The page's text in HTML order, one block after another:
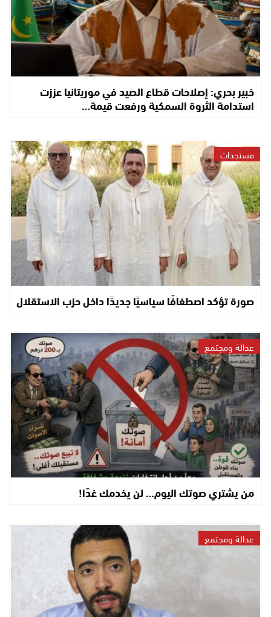
خبير بحري: إصلاحات قطاع الصيد في موريتانيا عززت
استدامة الثروة السمكية ورفعت قيمة…
مستجدات
صورة تؤكد اصطفافًا سياسيًا جديدًا داخل حزب الاستقلال
عدالة ومجتمع
من يشتري صوتك اليوم… لن يخدمك غدًا!
عدالة ومجتمع